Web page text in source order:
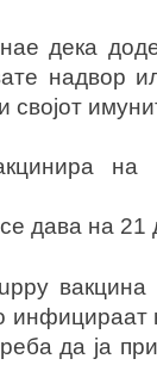
дека
надвор
својот
на
дава на 21
да ја